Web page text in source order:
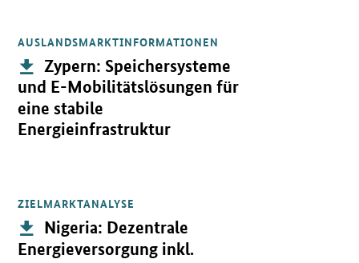
AUSLANDSMARKTINFORMATIONEN
Publikation:
Zypern: Speichersysteme
und E-Mobilitätslösungen für
eine stabile
Energieinfrastruktur
Öffnet PDF "Zypern: Speichersysteme und E-
ZIELMARKTANALYSE
Publikation:
Nigeria: Dezentrale
Energieversorgung inkl.
Öffnet PDF "Nigeria: Dezentrale Energieversorgung inkl.